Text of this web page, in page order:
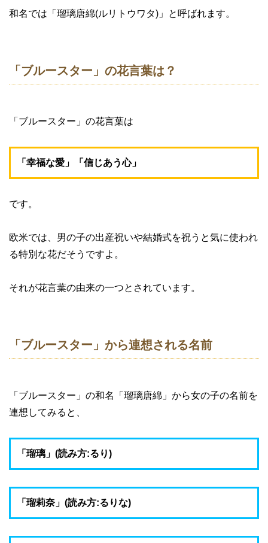
和名では「瑠璃唐綿(ルリトウワタ)」と呼ばれます。
「ブルースター」の花言葉は？
「ブルースター」の花言葉は
「幸福な愛」「信じあう心」
です。
欧米では、男の子の出産祝いや結婚式を祝うと気に使われ
る特別な花だそうですよ。
それが花言葉の由来の一つとされています。
「ブルースター」から連想される名前
「ブルースター」の和名「瑠璃唐綿」から女の子の名前を
連想してみると、
「瑠璃」(読み方:るり)
「瑠莉奈」(読み方:るりな)